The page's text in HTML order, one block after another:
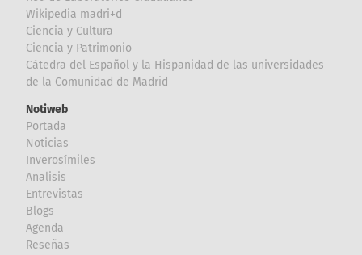
Wikipedia madri+d
Ciencia y Cultura
Ciencia y Patrimonio
Cátedra del Español y la Hispanidad de las universidades
de la Comunidad de Madrid
Notiweb
Portada
Noticias
Inverosímiles
Analisis
Entrevistas
Blogs
Agenda
Reseñas